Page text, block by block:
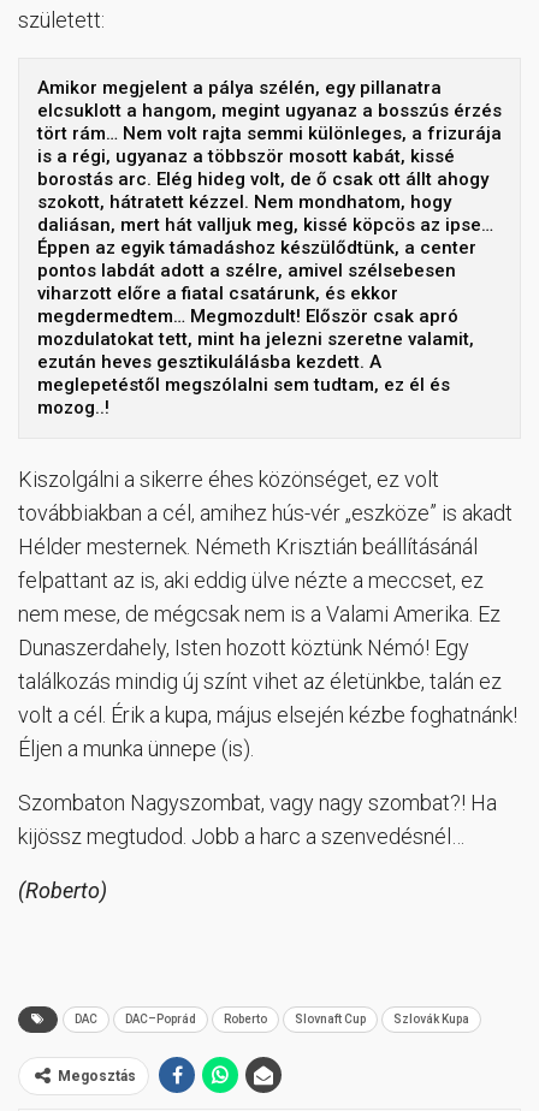
született:
Amikor megjelent a pálya szélén, egy pillanatra
elcsuklott a hangom, megint ugyanaz a bosszús érzés
tört rám… Nem volt rajta semmi különleges, a frizurája
is a régi, ugyanaz a többször mosott kabát, kissé
borostás arc. Elég hideg volt, de ő csak ott állt ahogy
szokott, hátratett kézzel. Nem mondhatom, hogy
daliásan, mert hát valljuk meg, kissé köpcös az ipse…
Éppen az egyik támadáshoz készülődtünk, a center
pontos labdát adott a szélre, amivel szélsebesen
viharzott előre a fiatal csatárunk, és ekkor
megdermedtem… Megmozdult! Először csak apró
mozdulatokat tett, mint ha jelezni szeretne valamit,
ezután heves gesztikulálásba kezdett. A
meglepetéstől megszólalni sem tudtam, ez él és
mozog..!
Kiszolgálni a sikerre éhes közönséget, ez volt
továbbiakban a cél, amihez hús-vér „eszköze” is akadt
Hélder mesternek. Németh Krisztián beállításánál
felpattant az is, aki eddig ülve nézte a meccset, ez
nem mese, de mégcsak nem is a Valami Amerika. Ez
Dunaszerdahely, Isten hozott köztünk Némó! Egy
találkozás mindig új színt vihet az életünkbe, talán ez
volt a cél. Érik a kupa, május elsején kézbe foghatnánk!
Éljen a munka ünnepe (is).
Szombaton Nagyszombat, vagy nagy szombat?! Ha
kijössz megtudod. Jobb a harc a szenvedésnél…
(Roberto)
DAC DAC–Poprád Roberto Slovnaft Cup Szlovák Kupa
Megosztás